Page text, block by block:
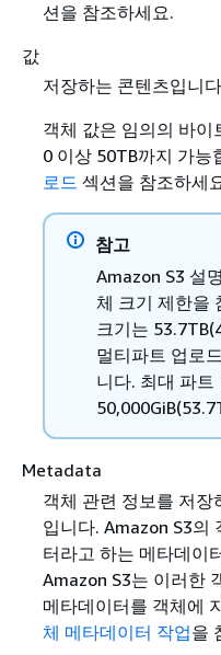
션을 참조하세요.
값
저장하는 콘텐츠입니
객체 값은 임의의 바
0 이상 50TB까지 가능
로드 섹션을 참조하세
참고
Amazon S3 설
체 크기 제한을
크기는
멀티파트 업로
니다. 최대 파트
Metadata
객체 관련 정보를 저
입니다. Amazon S3의
터라고 하는 메타데이
Amazon S3는 이러한
메타데이터를 객체에
체 메타데이터 작업을